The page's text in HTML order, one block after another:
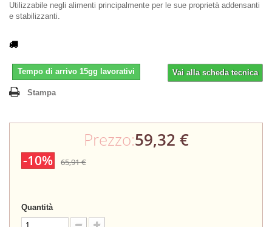
Utilizzabile negli alimenti principalmente per le sue proprietà addensanti
e stabilizzanti.
Vai alla scheda tecnica
Tempo di arrivo 15gg lavorativi
Stampa
Prezzo:59,32 €
-10% 65,91 €
Quantità